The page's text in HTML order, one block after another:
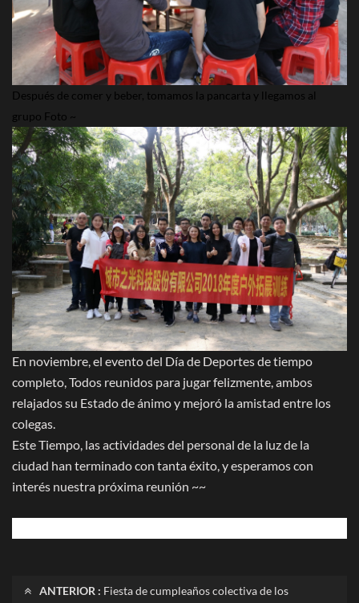
Después de comer y beber, tomamos la pancarta y llegamos al
grupo Foto ~
En noviembre, el evento del Día de Deportes de tiempo
completo, Todos reunidos para jugar felizmente, ambos
relajados su Estado de ánimo y mejoró la amistad entre los
colegas.
Este Tiempo, las actividades del personal de la luz de la
ciudad han terminado con tanta éxito, y esperamos con
interés nuestra próxima reunión ~~
ANTERIOR : Fiesta de cumpleaños colectiva de los